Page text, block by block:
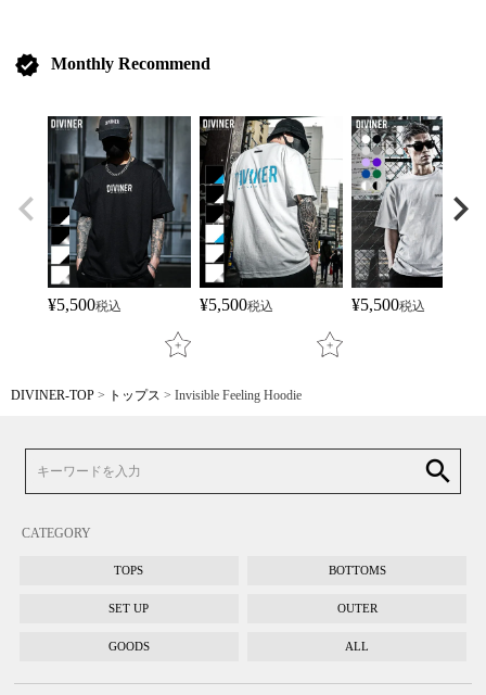
verified Monthly Recommend
¥5,500税込 ¥5,500税込 ¥5,500税込
DIVINER-TOP トップス Invisible Feeling Hoodie
search
CATEGORY
TOPS BOTTOMS
SET UP OUTER
GOODS ALL